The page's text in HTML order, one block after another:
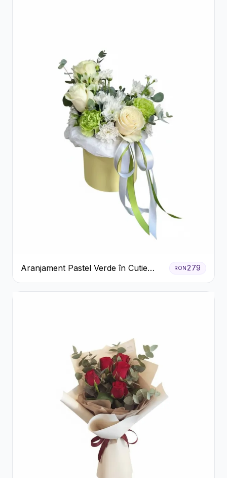
Aranjament Pastel Verde în Cutie
Galben Pal
RON279